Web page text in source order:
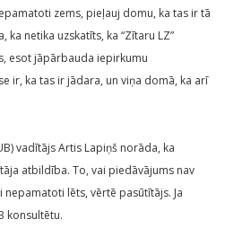
zems, pieļauj domu, ka tas ir tā
ka netika uzskatīts, ka “Zītaru LZ”
esot jāpārbauda iepirkumu
ir, ka tas ir jādara, un viņa domā, ka arī
vadītājs Artis Lapiņš norāda, ka
atbildība. To, vai piedāvājums nav
lēts, vērtē pasūtītājs. Ja
konsultētu.